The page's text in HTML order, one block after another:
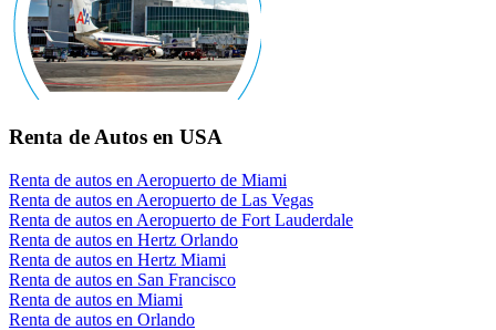
Renta de Autos en USA
Renta de autos en Aeropuerto de Miami
Renta de autos en Aeropuerto de Las Vegas
Renta de autos en Aeropuerto de Fort Lauderdale
Renta de autos en Hertz Orlando
Renta de autos en Hertz Miami
Renta de autos en San Francisco
Renta de autos en Miami
Renta de autos en Orlando